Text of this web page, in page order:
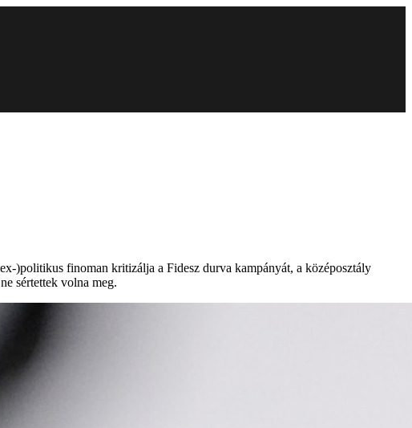
)politikus finoman kritizálja a Fidesz durva kampányát, a középosztály
sértettek volna meg.